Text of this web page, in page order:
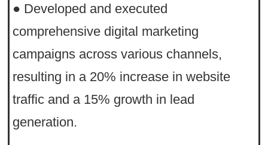
● Developed and executed
comprehensive digital marketing
campaigns across various channels,
resulting in a 20% increase in website
traffic and a 15% growth in lead
generation.